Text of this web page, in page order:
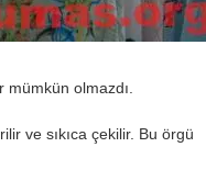
mümkün olmazdı.
ve sıkıca çekilir. Bu örgü